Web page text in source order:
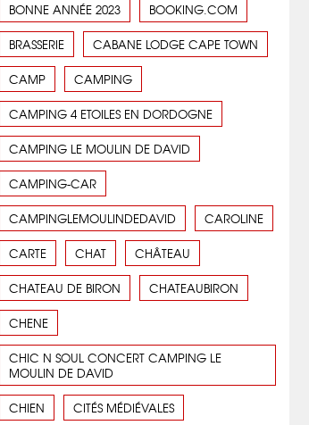
BONNE ANNÉE 2023 BOOKING.COM
BRASSERIE CABANE LODGE CAPE TOWN
CAMP CAMPING
CAMPING 4 ETOILES EN DORDOGNE
CAMPING LE MOULIN DE DAVID
CAMPING-CAR
CAMPINGLEMOULINDEDAVID CAROLINE
CARTE CHAT CHÂTEAU
CHATEAU DE BIRON CHATEAUBIRON
CHENE
CHIC N SOUL CONCERT CAMPING LE
MOULIN DE DAVID
CHIEN CITÉS MÉDIÉVALES